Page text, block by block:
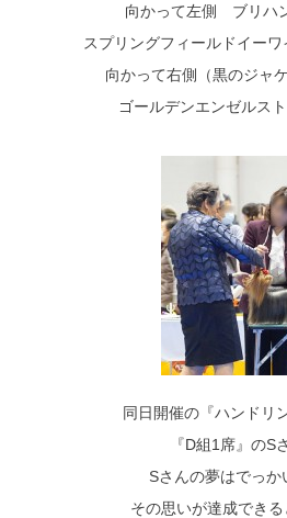
向かって左側 ブリハ
スプリングフィールドイーワ
向かって右側（黒のジャ
ゴールデンエンゼルス
同日開催の『ハンドリ
『D組1席』のS
Sさんの夢はでっか
その思いが達成できる